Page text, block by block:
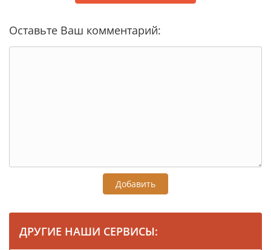
Оставьте Ваш комментарий:
Добавить
ДРУГИЕ НАШИ СЕРВИСЫ: